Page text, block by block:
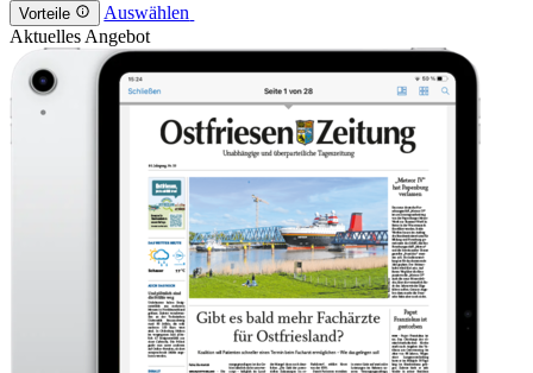
Vorteile
Auswählen
Aktuelles Angebot